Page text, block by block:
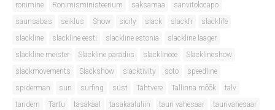
ronimine
Ronimisministeerium saksamaa
sanvitolocapo
saunsabas
seiklus Show sicily slack slackfr
slacklife
slackline
slackline eesti slackline estonia
slackline laager
slackline meister
Slackline paradiis slacklineee
Slacklineshow
slackmovements
Slackshow slacktivity soto
speedline
spiderman
sun surfing süst Tähtvere Tallinna mõõk
talv
tandem
Tartu tasakaal tasakaaluliin tauri vahesaar
taurivahesaar